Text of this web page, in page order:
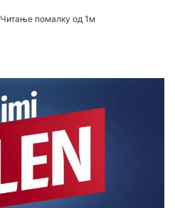
Читање помалку од 1м